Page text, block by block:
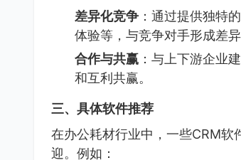
差异化竞争：通过提供独特
体验等，与竞争对手形成差异
合作与共赢：与上下游企业
和互利共赢。
三、具体软件推荐
在办公耗材行业中，一些CRM软
迎。例如：